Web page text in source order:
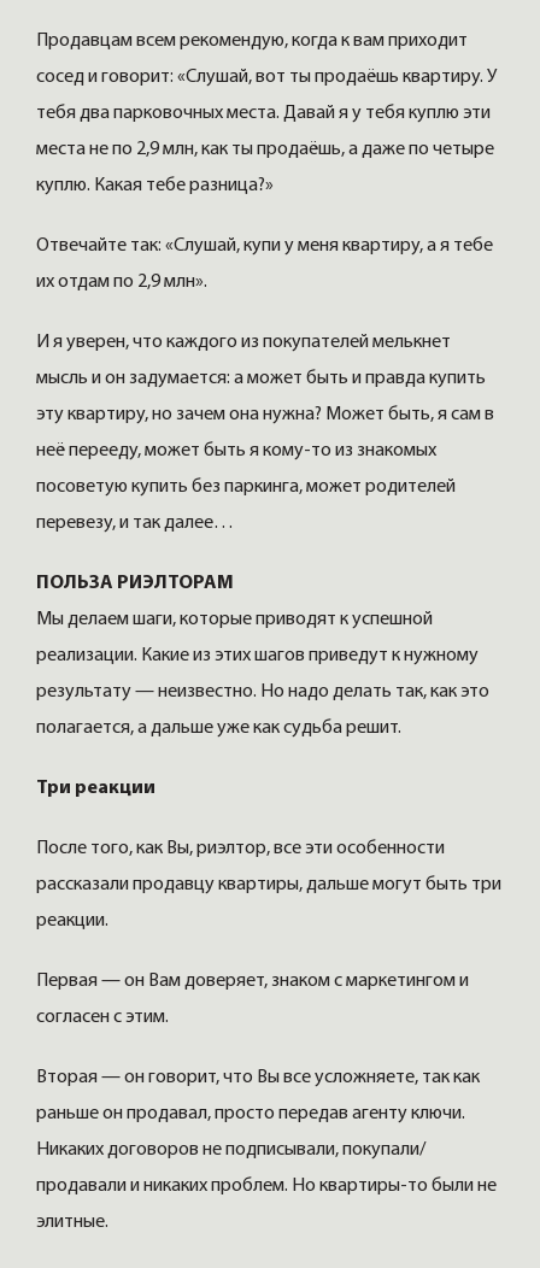
Продавцам всем рекомендую, когда к вам приходит
сосед и говорит: «Слушай, вот ты продаёшь квартиру. У
тебя два парковочных места. Давай я у тебя куплю эти
места не по 2,9 млн, как ты продаёшь, а даже по четыре
куплю. Какая тебе разница?»
Отвечайте так: «Слушай, купи у меня квартиру, а я тебе
их отдам по 2,9 млн».
И я уверен, что каждого из покупателей мелькнет
мысль и он задумается: а может быть и правда купить
эту квартиру, но зачем она нужна? Может быть, я сам в
неё перееду, может быть я кому-то из знакомых
посоветую купить без паркинга, может родителей
перевезу, и так далее…
ПОЛЬЗА РИЭЛТОРАМ
Мы делаем шаги, которые приводят к успешной
реализации. Какие из этих шагов приведут к нужному
результату — неизвестно. Но надо делать так, как это
полагается, а дальше уже как судьба решит.
Три реакции
После того, как Вы, риэлтор, все эти особенности
рассказали продавцу квартиры, дальше могут быть три
реакции.
Первая — он Вам доверяет, знаком с маркетингом и
согласен с этим.
Вторая — он говорит, что Вы все усложняете, так как
раньше он продавал, просто передав агенту ключи.
Никаких договоров не подписывали, покупали/
продавали и никаких проблем. Но квартиры-то были не
элитные.